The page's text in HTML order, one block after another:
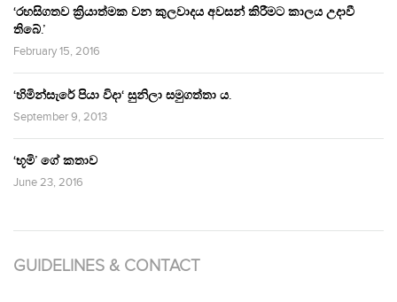
‘රහසිගතව ක්‍රියාත්මක වන කුලවාදය අවසන් කිරීමට කාලය උදාවී
තිබේ.’
February 15, 2016
‘හිමින්සැරේ පියා විදා‘ සුනිලා සමුගත්තා ය.
September 9, 2013
‘භූමි’ ගේ කතාව
June 23, 2016
GUIDELINES & CONTACT